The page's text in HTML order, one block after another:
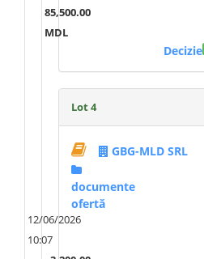
85,500.00
MDL
Decizie
Lot 4
GBG-MLD SRL
documente
ofertă
12/06/2026
10:07